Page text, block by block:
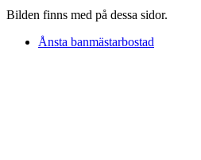
Bilden finns med på dessa sidor.
Ånsta banmästarbostad